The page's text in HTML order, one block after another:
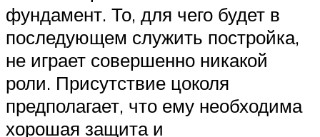
фундамент. То, для чего будет в
последующем служить постройка,
не играет совершенно никакой
роли. Присутствие цоколя
предполагает, что ему необходима
хорошая защита и